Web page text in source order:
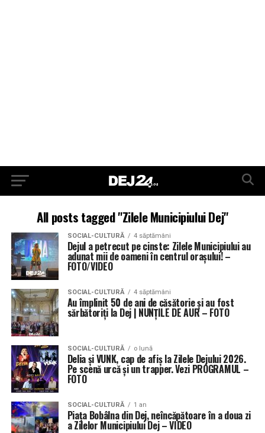
All posts tagged "Zilele Municipiului Dej"
SOCIAL-CULTURĂ 4 săptămâni
Dejul a petrecut pe cinste: Zilele Municipiului au
adunat mii de oameni în centrul orașului! –
FOTO/VIDEO
SOCIAL-CULTURĂ 4 săptămâni
Au împlinit 50 de ani de căsătorie și au fost
sărbătoriți la Dej | NUNȚILE DE AUR – FOTO
SOCIAL-CULTURĂ o lună
Delia și VUNK, cap de afiș la Zilele Dejului 2026.
Pe scenă urcă și un trapper. Vezi PROGRAMUL –
FOTO
SOCIAL-CULTURĂ 1 an
Piața Bobâlna din Dej, neîncăpătoare în a doua zi
a Zilelor Municipiului Dej – VIDEO